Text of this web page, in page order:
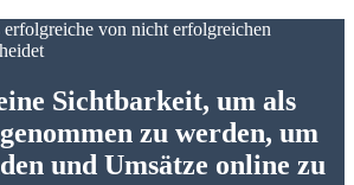
von nicht erfolgreichen
Sichtbarkeit, um als
zu werden, um
und Umsätze online zu